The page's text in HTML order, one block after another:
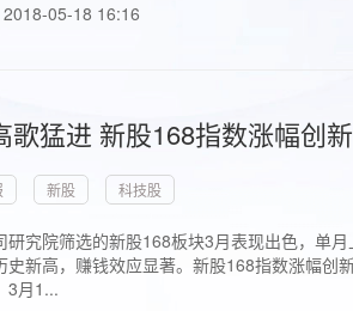
2018-05-18 16:16
歌猛进 新股168指数涨幅创
新股 科技股
研究院筛选的新股168板块3月表现出色，单
史新高，赚钱效应显著。新股168指数涨幅创
3月1...